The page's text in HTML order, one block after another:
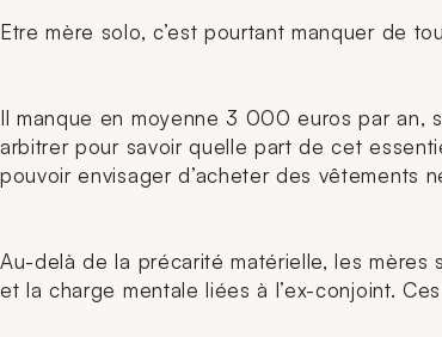
Etre mère solo, c’est pourtant manquer de
Il manque en moyenne 3 000 euros par an,
arbitrer pour savoir quelle part de cet
pouvoir envisager d’acheter des vêtements
Au-delà de la précarité matérielle, les mères
et la charge mentale liées à l’ex-conjoint.